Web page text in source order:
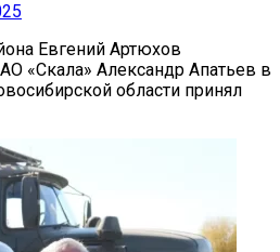
Евгений Артюхов
«Скала» Александр Апатьев в
области принял